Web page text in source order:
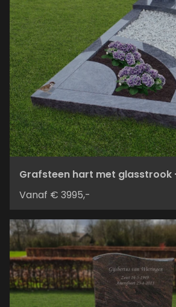
Grafsteen hart met glasstrook
Vanaf € 3995,-